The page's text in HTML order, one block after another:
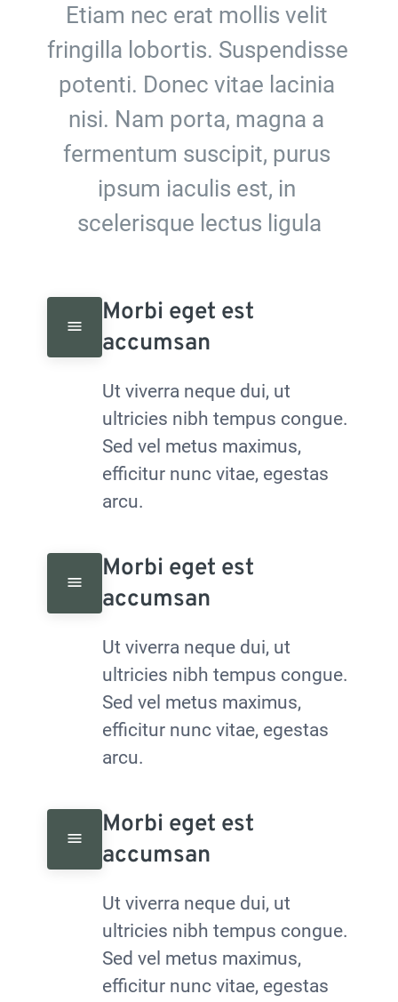
Etiam nec erat mollis velit
fringilla lobortis. Suspendisse
potenti. Donec vitae lacinia
nisi. Nam porta, magna a
fermentum suscipit, purus
ipsum iaculis est, in
scelerisque lectus ligula
Morbi eget est
accumsan
Ut viverra neque dui, ut
ultricies nibh tempus congue.
Sed vel metus maximus,
efficitur nunc vitae, egestas
arcu.
Morbi eget est
accumsan
Ut viverra neque dui, ut
ultricies nibh tempus congue.
Sed vel metus maximus,
efficitur nunc vitae, egestas
arcu.
Morbi eget est
accumsan
Ut viverra neque dui, ut
ultricies nibh tempus congue.
Sed vel metus maximus,
efficitur nunc vitae, egestas